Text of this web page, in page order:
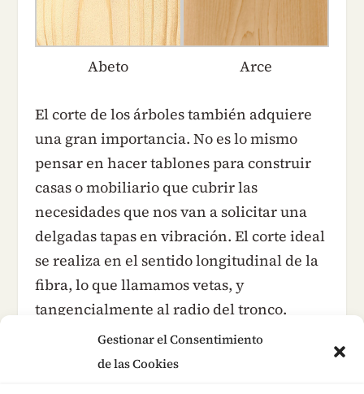
Gestionar el Consentimiento
de las Cookies
Abeto Arce
El corte de los árboles también adquiere
una gran importancia. No es lo mismo
pensar en hacer tablones para construir
casas o mobiliario que cubrir las
necesidades que nos van a solicitar una
delgadas tapas en vibración. El corte ideal
se realiza en el sentido longitudinal de la
fibra, lo que llamamos vetas, y
tangencialmente al radio del tronco.
Como el gajo de una naranja.